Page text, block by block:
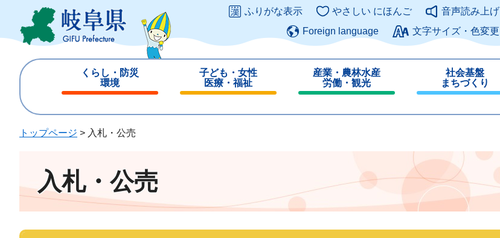
ジ
ュ
このページの本文へ
ふりがな表示 やさしい にほんご
音声読み上げ
Foreign language
文字サイズ・色変更
くらし・防災
環境
じ
子ども・女性
医療・福祉
じ
産業・農林水産
労働・観光
じ
社会基盤
まちづくり
じ
トップページ > 入札・公売
入札・公売